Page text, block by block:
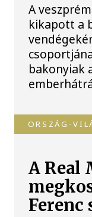
A
kikapott a
bakonyiak
ORSZÁG-
A Real
Ferenc